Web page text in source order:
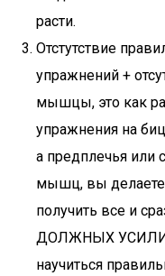
расти.
Отстутствие
упражнений +
мышцы, это как
упражнения на
а предплечья или
мышц, вы делаете
получить все и
ДОЛЖНЫХ
научиться